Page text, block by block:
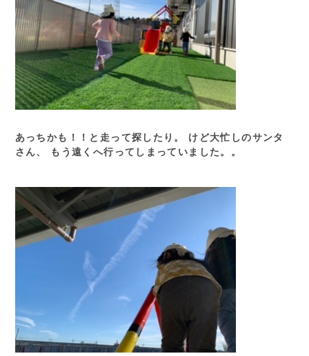
あっちかも！！と走って探したり。 けど大忙しのサンタ
さん、 もう遠くへ行ってしまっていました。。